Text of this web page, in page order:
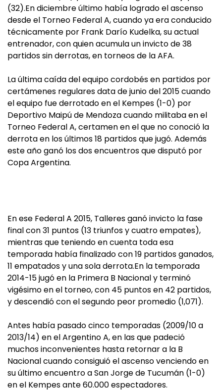
(32).En diciembre último había logrado el ascenso
desde el Torneo Federal A, cuando ya era conducido
técnicamente por Frank Darío Kudelka, su actual
entrenador, con quien acumula un invicto de 38
partidos sin derrotas, en torneos de la AFA.
La última caída del equipo cordobés en partidos por
certámenes regulares data de junio del 2015 cuando
el equipo fue derrotado en el Kempes (1-0) por
Deportivo Maipú de Mendoza cuando militaba en el
Torneo Federal A, certamen en el que no conoció la
derrota en los últimos 18 partidos que jugó. Además
este año ganó los dos encuentros que disputó por
Copa Argentina.
En ese Federal A 2015, Talleres ganó invicto la fase
final con 31 puntos (13 triunfos y cuatro empates),
mientras que teniendo en cuenta toda esa
temporada había finalizado con 19 partidos ganados,
11 empatados y una sola derrota.En la temporada
2014-15 jugó en la Primera B Nacional y terminó
vigésimo en el torneo, con 45 puntos en 42 partidos,
y descendió con el segundo peor promedio (1,071).
Antes había pasado cinco temporadas (2009/10 a
2013/14) en el Argentino A, en las que padeció
muchos inconvenientes hasta retornar a la B
Nacional cuando consiguió el ascenso venciendo en
su último encuentro a San Jorge de Tucumán (1-0)
en el Kempes ante 60.000 espectadores.